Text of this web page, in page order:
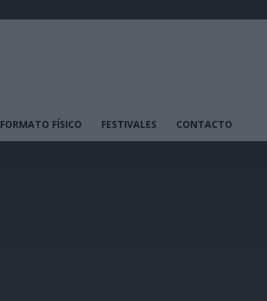
FORMATO FÍSICO FESTIVALES CONTACTO